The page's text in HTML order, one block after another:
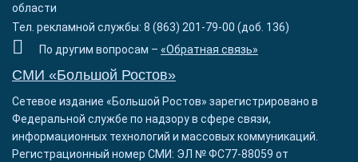
области
Тел. рекламной службы: 8 (863) 201-79-00 (доб. 136)
По другим вопросам – «Обратная связь»
СМИ «Большой Ростов»
Сетевое издание «Большой Ростов» зарегистрировано в
Федеральной службе по надзору в сфере связи,
информационных технологий и массовых коммуникаций.
Регистрационный номер СМИ: ЭЛ № ФС77-88059 от